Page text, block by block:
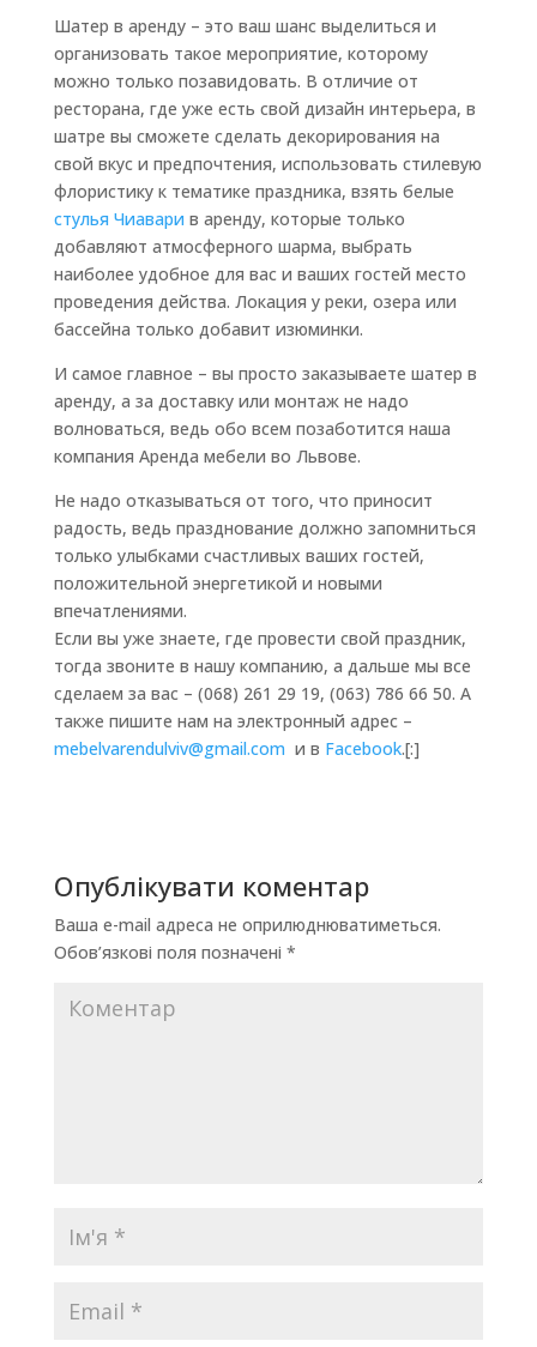
Шатер в аренду – это ваш шанс выделиться и
организовать такое мероприятие, которому
можно только позавидовать. В отличие от
ресторана, где уже есть свой дизайн интерьера, в
шатре вы сможете сделать декорирования на
свой вкус и предпочтения, использовать стилевую
флористику к тематике праздника, взять белые
стулья Чиавари в аренду, которые только
добавляют атмосферного шарма, выбрать
наиболее удобное для вас и ваших гостей место
проведения действа. Локация у реки, озера или
бассейна только добавит изюминки.
И самое главное – вы просто заказываете шатер в
аренду, а за доставку или монтаж не надо
волноваться, ведь обо всем позаботится наша
компания Аренда мебели во Львове.
Не надо отказываться от того, что приносит
радость, ведь празднование должно запомниться
только улыбками счастливых ваших гостей,
положительной энергетикой и новыми
впечатлениями.
Если вы уже знаете, где провести свой праздник,
тогда звоните в нашу компанию, а дальше мы все
сделаем за вас – (068) 261 29 19, (063) 786 66 50. А
также пишите нам на электронный адрес –
mebelvarendulviv@gmail.com и в Facebook.[:]
Опублікувати коментар
Ваша e-mail адреса не оприлюднюватиметься.
Обов’язкові поля позначені *